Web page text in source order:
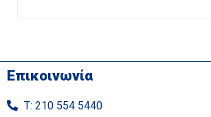
Επικοινωνία
Τ: 210 554 5440